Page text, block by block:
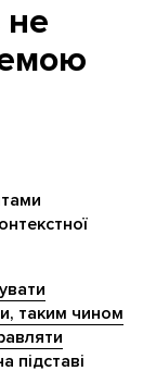
не
таким чином
підставі